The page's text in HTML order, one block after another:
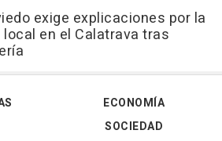
exige explicaciones por la
en el Calatrava tras
ECONOMÍA
SOCIEDAD